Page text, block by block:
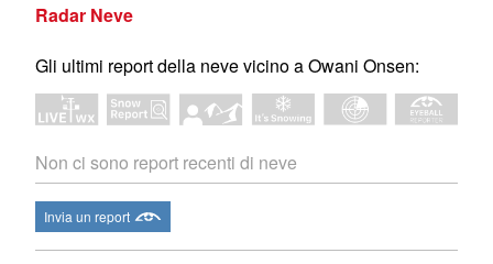
Radar Neve
Gli ultimi report della neve vicino a Owani Onsen:
Non ci sono report recenti di neve
Invia un report